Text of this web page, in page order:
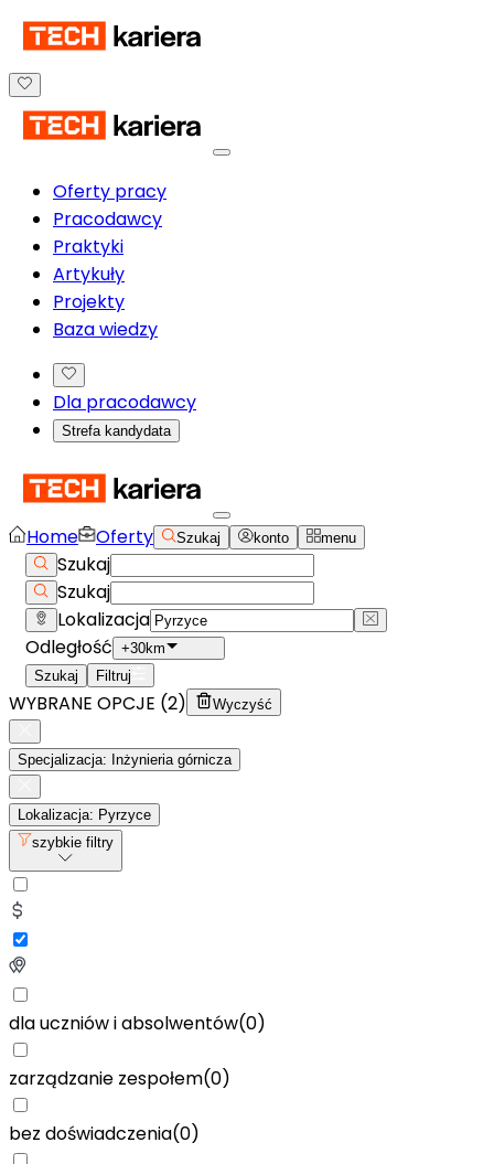
Oferty pracy
Pracodawcy
Praktyki
Artykuły
Projekty
Baza wiedzy
Dla pracodawcy
Strefa kandydata
Home Oferty Szukaj konto menu
Szukaj
Szukaj
Lokalizacja
Odległość +30km
Szukaj
Filtruj
WYBRANE OPCJE (2) Wyczyść
Specjalizacja: Inżynieria górnicza
Lokalizacja: Pyrzyce
szybkie filtry
dla uczniów i absolwentów(0)
zarządzanie zespołem(0)
bez doświadczenia(0)